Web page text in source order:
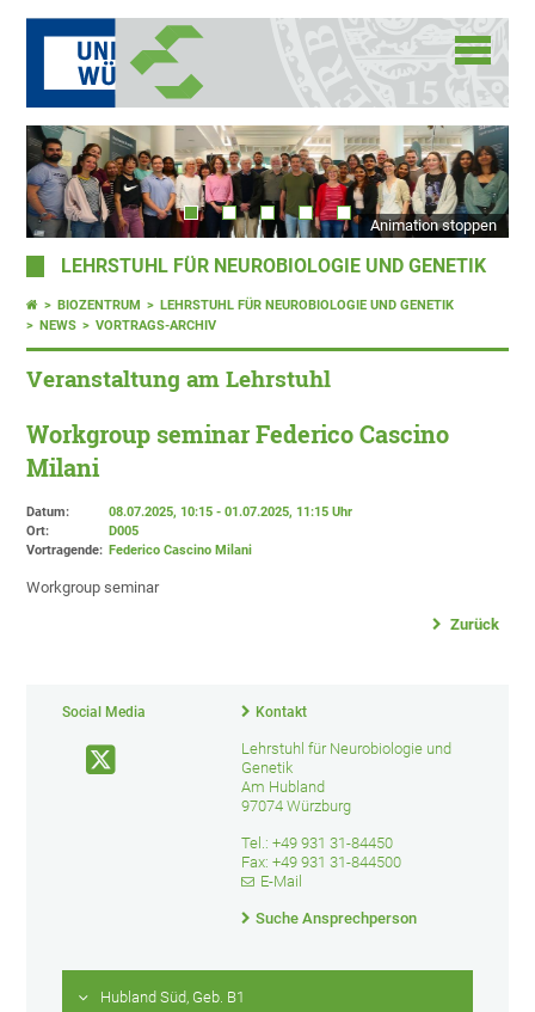
Animation stoppen
LEHRSTUHL FÜR NEUROBIOLOGIE UND GENETIK
BIOZENTRUM
LEHRSTUHL FÜR NEUROBIOLOGIE UND GENETIK
NEWS
VORTRAGS-ARCHIV
Veranstaltung am Lehrstuhl
Workgroup seminar Federico Cascino
Milani
Datum:
08.07.2025, 10:15 - 01.07.2025, 11:15 Uhr
Ort:
D005
Vortragende: Federico Cascino Milani
Workgroup seminar
Zurück
Social Media Kontakt
Lehrstuhl für Neurobiologie und
Genetik
Am Hubland
97074 Würzburg
Tel.: +49 931 31-84450
Fax: +49 931 31-844500
E-Mail
Suche Ansprechperson
Hubland Süd, Geb. B1